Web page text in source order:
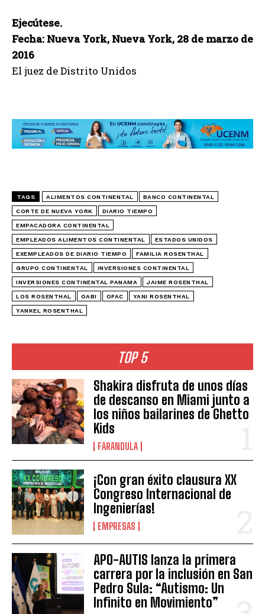
TOP 5
Shakira disfruta de unos días
de descanso en Miami junto a
los niños bailarines de Ghetto
Kids
FARANDULA
¡Con gran éxito clausura XX
Congreso Internacional de
Ingenierías!
EMPRESAS
APO-AUTIS lanza la primera
carrera por la inclusión en San
Pedro Sula: “Autismo: Un
Infinito en Movimiento”
Ejecútese.
Fecha: Nueva York, Nueva York, 28 de marzo de
2016
El juez de Distrito Unidos
TAGS ALIMENTOS CONTINENTAL BANCO CONTINENTAL
CORTE DE NUEVA YORK DIARIO TIEMPO
EMPACADORA CONTINENTAL
EMPLEADOS ALIMENTOS CONTINENTAL ESTADOS UNIDOS
EXEMPLEADOS DE DIARIO TIEMPO FAMILIA ROSENTHAL
GRUPO CONTINENTAL INVERSIONES CONTINENTAL
INVERSIONES CONTINENTAL PANAMA JAIME ROSENTHAL
LOS ROSENTHAL OABI OFAC YANI ROSENTHAL
YANKEL ROSENTHAL